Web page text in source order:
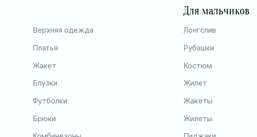
Верхняя одежда
Платья
Жакет
Блузки
Футболки
Брюки
Для мальчиков
Лонгслив
Рубашки
Костюм
Жилет
Жакеты
Жилеты